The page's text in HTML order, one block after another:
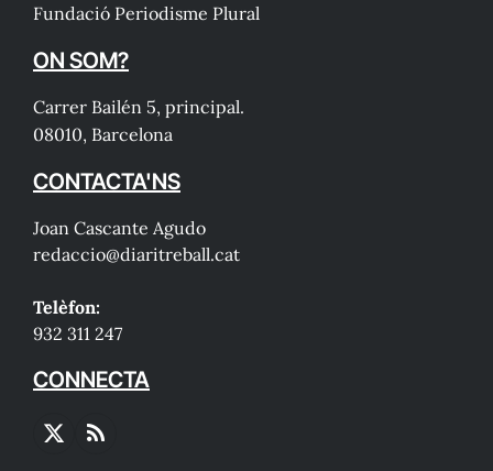
Fundació Periodisme Plural
ON SOM?
Carrer Bailén 5, principal.
08010, Barcelona
CONTACTA'NS
Joan Cascante Agudo
redaccio@diaritreball.cat
Telèfon:
932 311 247
CONNECTA
X
RSS